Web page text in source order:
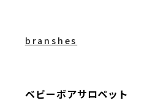
branshes
ベビーボアサロペット